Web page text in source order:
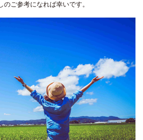
ご参考になれば幸いです。